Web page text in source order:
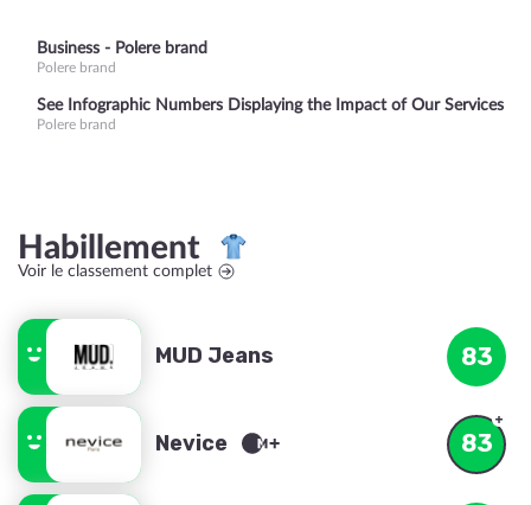
Business - Polere brand
Polere brand
See Infographic Numbers Displaying the Impact of Our Services
Polere brand
Habillement
Voir le classement complet
MUD Jeans 83
Nevice 83